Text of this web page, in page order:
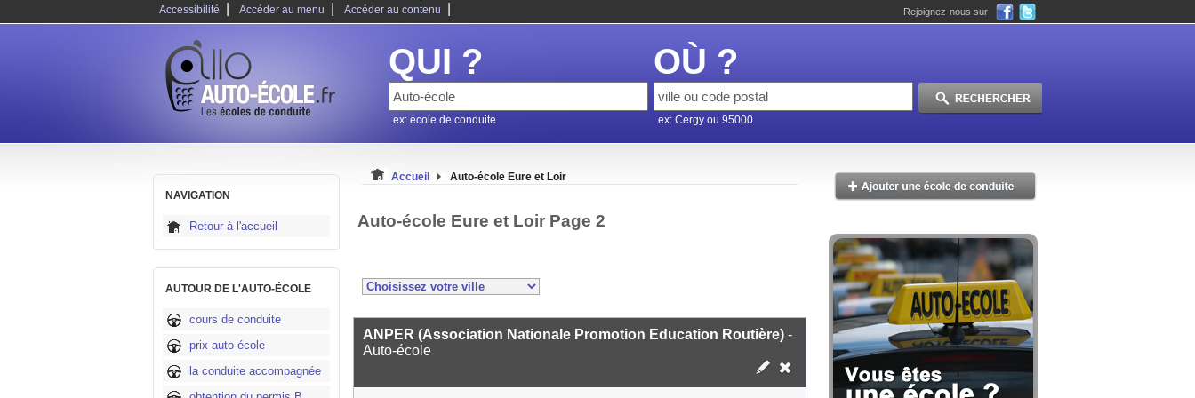
Accessibilité Accéder au menu Accéder au contenu Rejoignez-nous sur
QUI ?
ex: école de conduite
OÙ ?
ex: Cergy ou 95000
NAVIGATION
Retour à l'accueil
AUTOUR DE L'AUTO-ÉCOLE
cours de conduite
prix auto-école
la conduite accompagnée
Accueil Auto-école Eure et Loir
Auto-école Eure et Loir Page 2
ANPER (Association Nationale Promotion Education Routière) -
Auto-école